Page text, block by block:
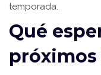
temporada.
Qué